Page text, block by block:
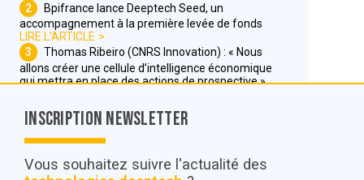
2
Bpifrance lance Deeptech Seed, un
accompagnement à la première levée de fonds
LIRE L'ARTICLE
3
Thomas Ribeiro (CNRS Innovation) : « Nous
allons créer une cellule d’intelligence économique
qui mettra en place des actions de prospective »
Inscription Newsletter
Vous souhaitez suivre l'actualité des